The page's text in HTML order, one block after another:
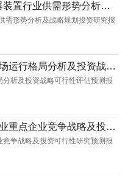
2025年中国低压柜式并联电容器装置行业供需形势分析及战略规划投资研究报告-中金企信发布
需形势分析及战略规划投资研究报
2025-2031年碳化硅器件行业市场运行格局分析及投资战略可行性评估预测报告
析及投资战略可行性评估预测报
2025-2031年智能微型断路器行业重点企业竞争战略及投资可行性研究预测报告
争战略及投资可行性研究预测报